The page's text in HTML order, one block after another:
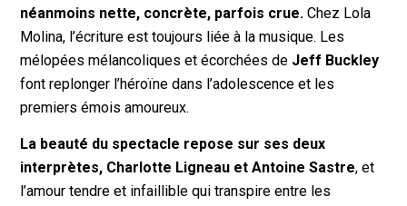
néanmoins nette, concrète, parfois crue. Chez Lola
Molina, l’écriture est toujours liée à la musique. Les
mélopées mélancoliques et écorchées de Jeff Buckley
font replonger l’héroïne dans l’adolescence et les
premiers émois amoureux.
La beauté du spectacle repose sur ses deux
interprètes, Charlotte Ligneau et Antoine Sastre, et
l’amour tendre et infaillible qui transpire entre les